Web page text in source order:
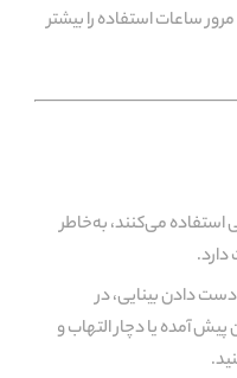
ساعات استفاده را بیشتر
استفاده می‌کنند، به‌خاطر
دادن بینایی، در
آمده یا دچار التهاب و